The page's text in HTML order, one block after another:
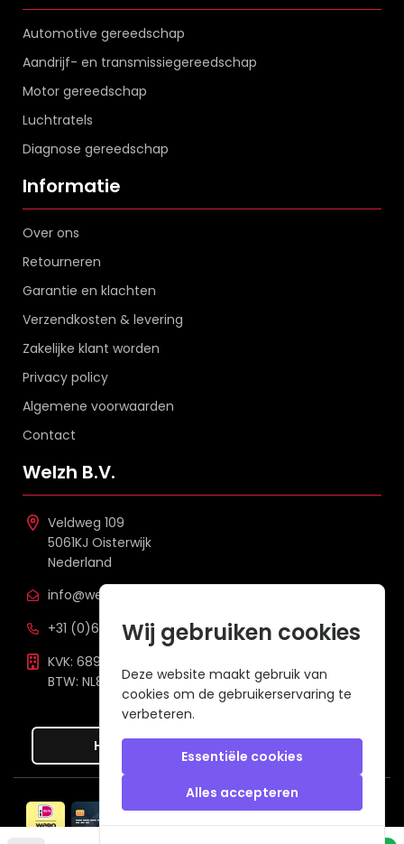
Automotive gereedschap
Aandrijf- en transmissiegereedschap
Motor gereedschap
Luchtratels
Diagnose gereedschap
Informatie
Over ons
Retourneren
Garantie en klachten
Verzendkosten & levering
Zakelijke klant worden
Privacy policy
Algemene voorwaarden
Contact
Welzh B.V.
Veldweg 109
5061KJ Oisterwijk
Nederland
info@welzh.nl
+31 (0)6 26 51 83 20
KVK: 68977387
BTW: NL857672988B01
Hier de overeenkomst ontbinden
Veilig betalen met
Wij gebruiken cookies
Deze website maakt gebruik van
cookies om de gebruikerservaring te
verbeteren.
Essentiële cookies
Alles accepteren